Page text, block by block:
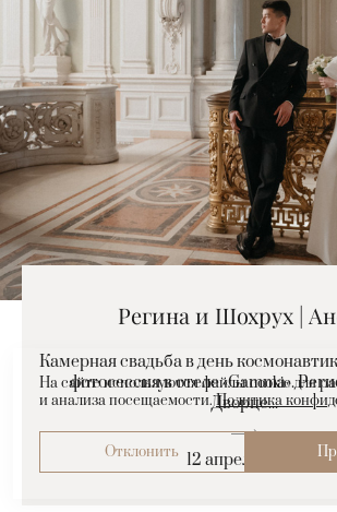
Регина и Шохрух |
Камерная свадьба в день
фотосессия в отеле «Gamma».
Дворце...
12 апреля 2025
На сайте используются файлы cookie для
и анализа посещаемости.Политика
Отклонить